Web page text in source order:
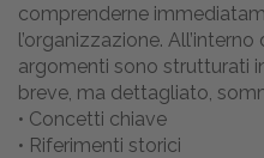
comprenderne
l’organizzazione.
argomenti sono strutturati
breve, ma dettagliato,
• Concetti chiave
• Riferimenti storici